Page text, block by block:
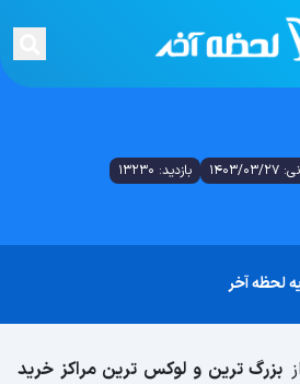
27 بازدید: 13230
لحظه آخر
بزرگ ترین و لوکس ترین مراکز خرید